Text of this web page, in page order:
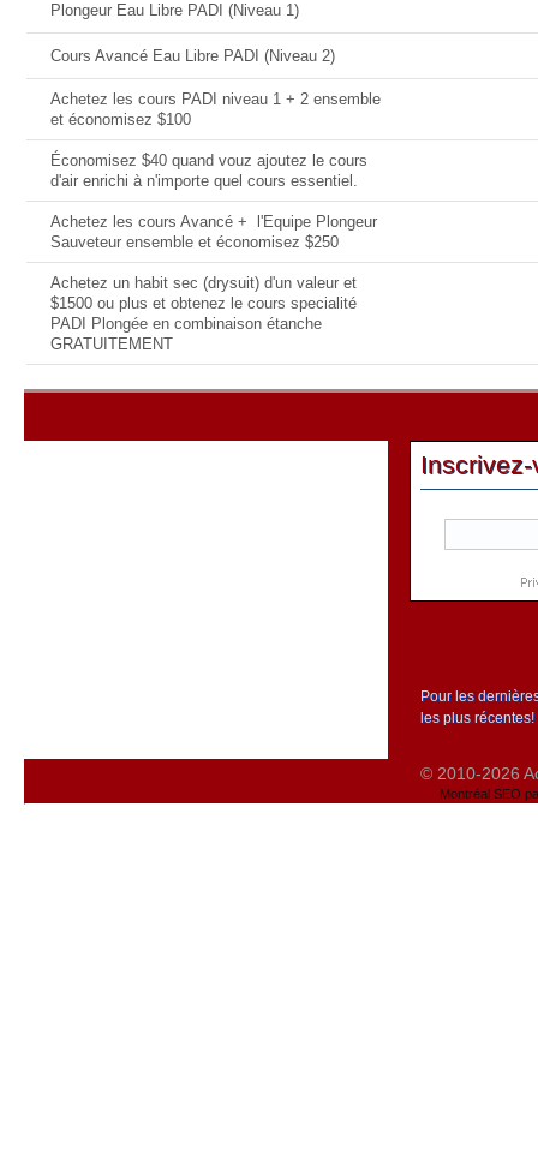
Plongeur Eau Libre PADI (Niveau 1)
Cours Avancé Eau Libre PADI (Niveau 2)
Achetez les cours PADI niveau 1 + 2 ensemble
et économisez $100
Économisez $40 quand vouz ajoutez le cours
d'air enrichi à n'importe quel cours essentiel.
Achetez les cours Avancé + l'Equipe Plongeur
Sauveteur ensemble et économisez $250
Achetez un habit sec (drysuit) d'un valeur et
$1500 ou plus et obtenez le cours specialité
PADI Plongée en combinaison étanche
GRATUITEMENT
Pour les
les plus récentes!
© 2010-2026
Montréal SEO